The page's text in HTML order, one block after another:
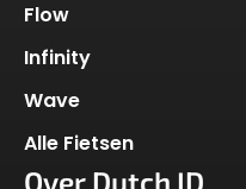
Flow
Infinity
Wave
Alle Fietsen
Over Dutch ID